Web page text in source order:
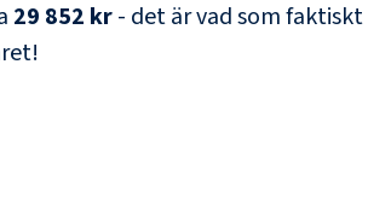
29 852 kr- det är vad som faktiskt